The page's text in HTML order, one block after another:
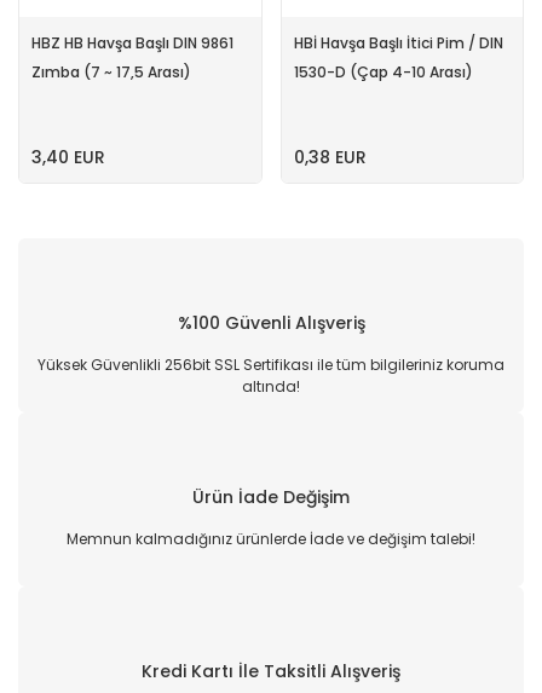
HBZ HB Havşa Başlı DIN 9861
Zımba (7 ~ 17,5 Arası)
3,40 EUR
HBİ Havşa Başlı İtici Pim / DIN
1530-D (Çap 4-10 Arası)
0,38 EUR
%100 Güvenli Alışveriş
Yüksek Güvenlikli 256bit SSL Sertifikası ile tüm bilgileriniz koruma
altında!
Ürün İade Değişim
Memnun kalmadığınız ürünlerde İade ve değişim talebi!
Kredi Kartı İle Taksitli Alışveriş